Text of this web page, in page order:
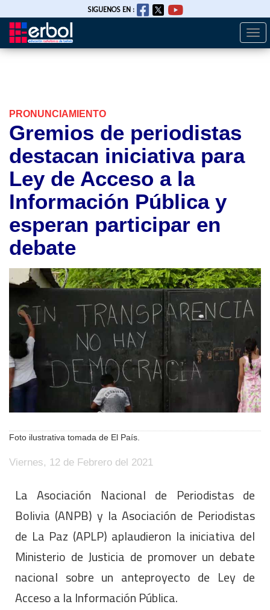
Pasar
SIGUENOS EN :
PRONUNCIAMIENTO
Gremios de periodistas
destacan iniciativa para
Ley de Acceso a la
Información Pública y
esperan participar en
debate
Foto ilustrativa tomada de El País.
Viernes, 12 de Febrero del 2021
La Asociación Nacional de Periodistas de
Bolivia (ANPB) y la Asociación de Periodistas
de La Paz (APLP) aplaudieron la iniciativa del
Ministerio de Justicia de promover un debate
nacional sobre un anteproyecto de Ley de
Acceso a la Información Pública.